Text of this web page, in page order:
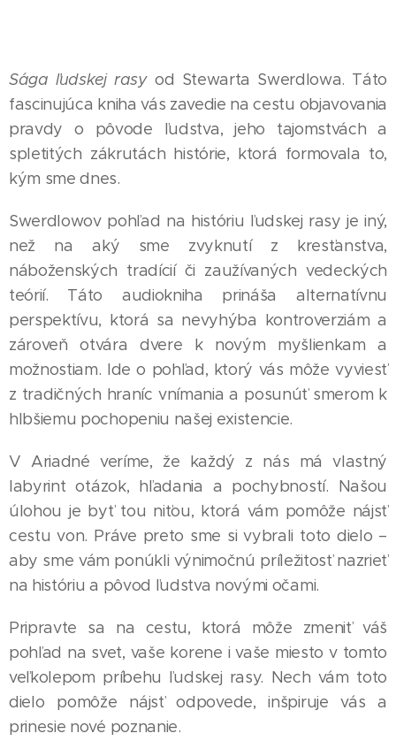
Sága ľudskej rasyod Stewarta Swerdlowa. Táto
fascinujúca kniha vás zavedie na cestu objavovania
pravdy o pôvode ľudstva, jeho tajomstvách a
spletitých zákrutách histórie, ktorá formovala to,
kým sme dnes.
Swerdlowov pohľad na históriu ľudskej rasy je iný,
než na aký sme zvyknutí z kresťanstva,
náboženských tradícií či zaužívaných vedeckých
teórií. Táto audiokniha prináša alternatívnu
perspektívu, ktorá sa nevyhýba kontroverziám a
zároveň otvára dvere k novým myšlienkam a
možnostiam. Ide o pohľad, ktorý vás môže vyviesť
z tradičných hraníc vnímania a posunúť smerom k
hlbšiemu pochopeniu našej existencie.
V Ariadné veríme, že každý z nás má vlastný
labyrint otázok, hľadania a pochybností. Našou
úlohou je byť tou niťou, ktorá vám pomôže nájsť
cestu von. Práve preto sme si vybrali toto dielo –
aby sme vám ponúkli výnimočnú príležitosť nazrieť
na históriu a pôvod ľudstva novými očami.
Pripravte sa na cestu, ktorá môže zmeniť váš
pohľad na svet, vaše korene i vaše miesto v tomto
veľkolepom príbehu ľudskej rasy. Nech vám toto
dielo pomôže nájsť odpovede, inšpiruje vás a
prinesie nové poznanie.